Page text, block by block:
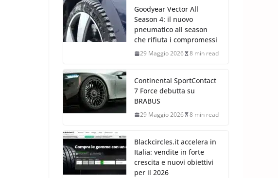
Goodyear Vector All
Season 4: il nuovo
pneumatico all season
che rifiuta i compromessi
29 Maggio 2026 8 min read
Continental SportContact
7 Force debutta su
BRABUS
29 Maggio 2026 8 min read
Blackcircles.it accelera in
Italia: vendite in forte
crescita e nuovi obiettivi
per il 2026